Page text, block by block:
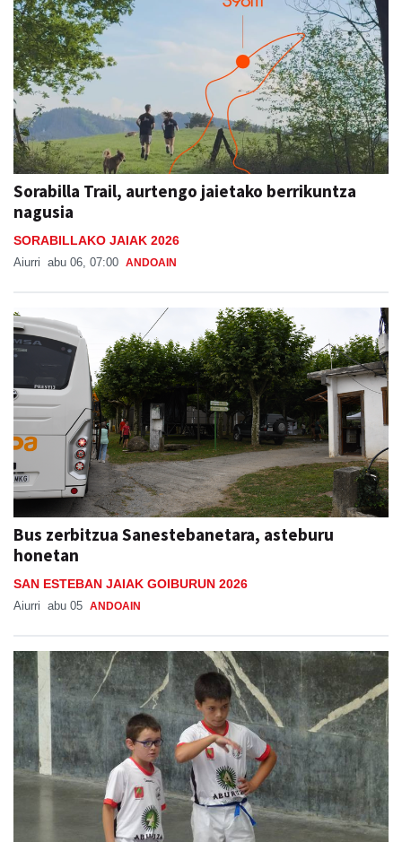
Sorabilla Trail, aurtengo jaietako berrikuntza
nagusia
SORABILLAKO JAIAK 2026
Aiurri abu 06, 07:00 ANDOAIN
Bus zerbitzua Sanestebanetara, asteburu
honetan
SAN ESTEBAN JAIAK GOIBURUN 2026
Aiurri abu 05 ANDOAIN